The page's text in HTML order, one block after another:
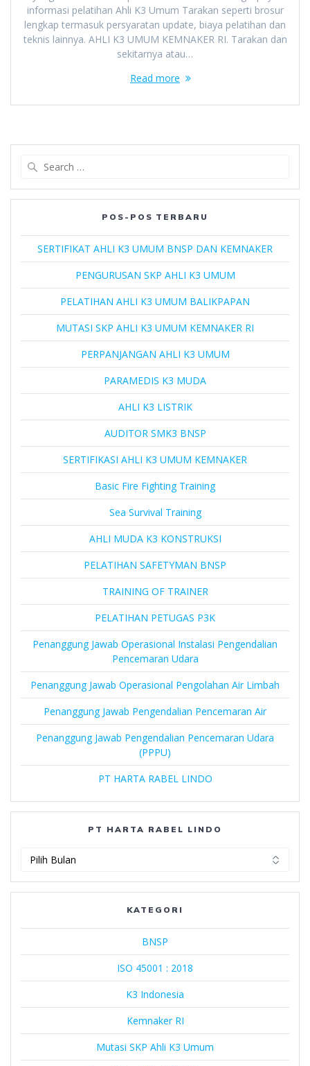
informasi pelatihan Ahli K3 Umum Tarakan seperti brosur
lengkap termasuk persyaratan update, biaya pelatihan dan
teknis lainnya. AHLI K3 UMUM KEMNAKER RI. Tarakan dan
sekitarnya atau…
Read more
POS-POS TERBARU
SERTIFIKAT AHLI K3 UMUM BNSP DAN KEMNAKER
PENGURUSAN SKP AHLI K3 UMUM
PELATIHAN AHLI K3 UMUM BALIKPAPAN
MUTASI SKP AHLI K3 UMUM KEMNAKER RI
PERPANJANGAN AHLI K3 UMUM
PARAMEDIS K3 MUDA
AHLI K3 LISTRIK
AUDITOR SMK3 BNSP
SERTIFIKASI AHLI K3 UMUM KEMNAKER
Basic Fire Fighting Training
Sea Survival Training
AHLI MUDA K3 KONSTRUKSI
PELATIHAN SAFETYMAN BNSP
TRAINING OF TRAINER
PELATIHAN PETUGAS P3K
Penanggung Jawab Operasional Instalasi Pengendalian
Pencemaran Udara
Penanggung Jawab Operasional Pengolahan Air Limbah
Penanggung Jawab Pengendalian Pencemaran Air
Penanggung Jawab Pengendalian Pencemaran Udara
(PPPU)
PT HARTA RABEL LINDO
PT HARTA RABEL LINDO
Rabel
KATEGORI
BNSP
ISO 45001 : 2018
K3 Indonesia
Kemnaker RI
Mutasi SKP Ahli K3 Umum